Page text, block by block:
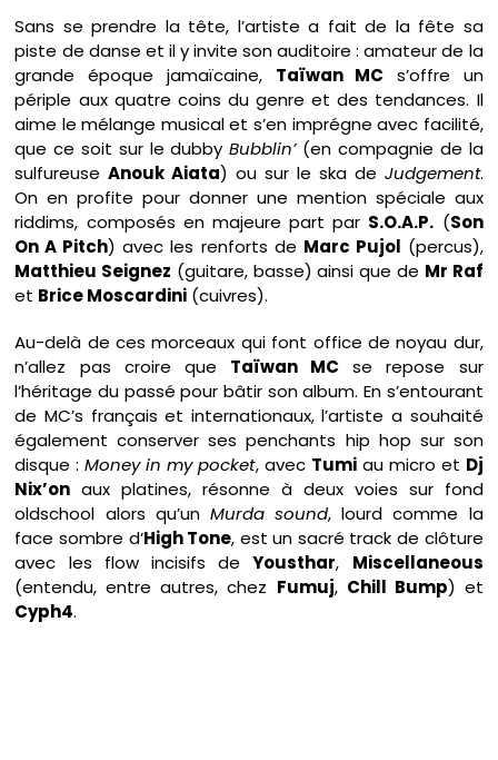
Sans se prendre la tête, l’artiste a fait de la fête sa
piste de danse et il y invite son auditoire : amateur de la
grande époque jamaïcaine, Taïwan MC s’offre un
périple aux quatre coins du genre et des tendances. Il
aime le mélange musical et s’en imprégne avec facilité,
que ce soit sur le dubbyBubblin’(en compagnie de la
sulfureuseAnouk Aiata) ou sur le ska de Judgement.
On en profite pour donner une mention spéciale aux
riddims, composés en majeure part par S.O.A.P. (Son
On A Pitch) avec les renforts de Marc Pujol (percus),
Matthieu Seignez (guitare, basse) ainsi que de Mr Raf
et Brice Moscardini (cuivres).
Au-delà de ces morceaux qui font office de noyau dur,
n’allez pas croire que Taïwan MC se repose sur
l’héritage du passé pour bâtir son album. En s’entourant
de MC’s français et internationaux, l’artiste a souhaité
également conserver ses penchants hip hop sur son
disque :Money in my pocket, avec Tumiau micro et Dj
Nix’on aux platines, résonne à deux voies sur fond
oldschool alors qu’un Murda sound, lourd comme la
face sombre d’High Tone, est un sacré track de clôture
avec les flow incisifs deYousthar, Miscellaneous
(entendu, entre autres, chez Fumuj, Chill Bump) et
Cyph4.